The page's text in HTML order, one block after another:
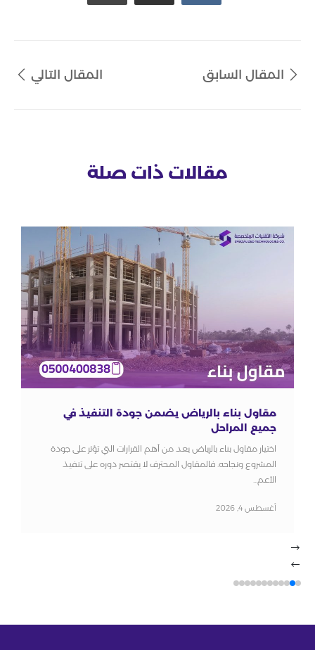
المقال السابق المقال التالي
مقالات ذات صلة
مقاول بناء بالرياض يضمن جودة التنفيذ في
جميع المراحل
اختيار مقاول بناء بالرياض يعد من أهم القرارات التي تؤثر على جودة
المشروع ونجاحه. فالمقاول المحترف لا يقتصر دوره على تنفيذ
الأعم...
أغسطس 4, 2026